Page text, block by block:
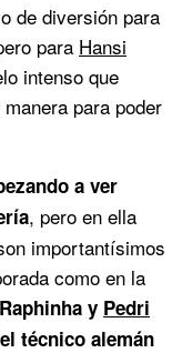
de diversión para
para Hansi
intenso que
para poder
a ver
, pero en ella
importantísimos
como en la
Raphinha y Pedri
técnico alemán